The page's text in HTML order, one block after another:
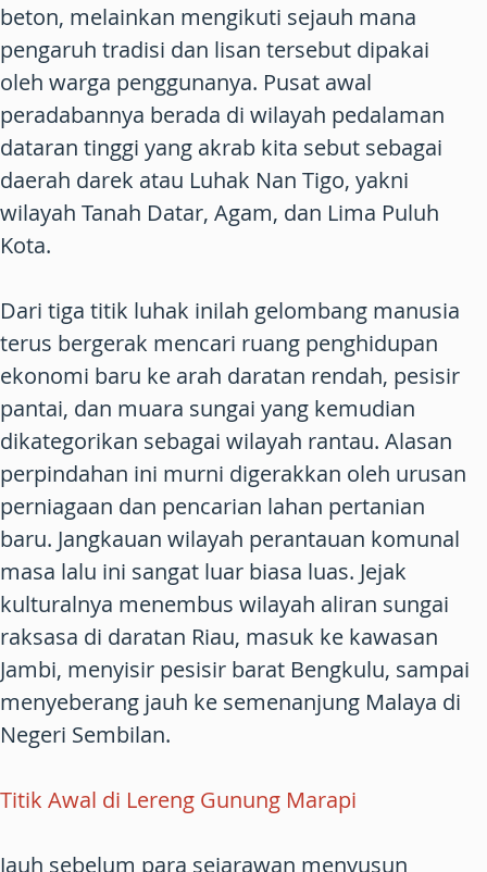
beton, melainkan mengikuti sejauh mana
pengaruh tradisi dan lisan tersebut dipakai
oleh warga penggunanya. Pusat awal
peradabannya berada di wilayah pedalaman
dataran tinggi yang akrab kita sebut sebagai
daerah darek atau Luhak Nan Tigo, yakni
wilayah Tanah Datar, Agam, dan Lima Puluh
Kota.
Dari tiga titik luhak inilah gelombang manusia
terus bergerak mencari ruang penghidupan
ekonomi baru ke arah daratan rendah, pesisir
pantai, dan muara sungai yang kemudian
dikategorikan sebagai wilayah rantau. Alasan
perpindahan ini murni digerakkan oleh urusan
perniagaan dan pencarian lahan pertanian
baru. Jangkauan wilayah perantauan komunal
masa lalu ini sangat luar biasa luas. Jejak
kulturalnya menembus wilayah aliran sungai
raksasa di daratan Riau, masuk ke kawasan
Jambi, menyisir pesisir barat Bengkulu, sampai
menyeberang jauh ke semenanjung Malaya di
Negeri Sembilan.
Titik Awal di Lereng Gunung Marapi
Jauh sebelum para sejarawan menyusun